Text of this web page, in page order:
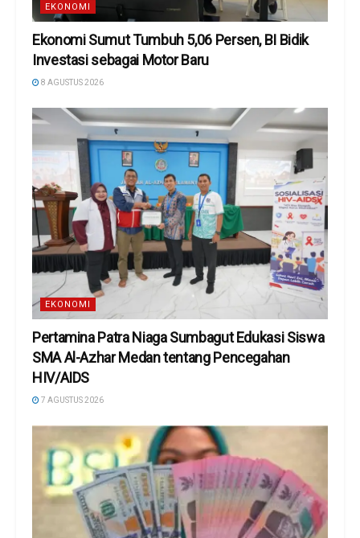
EKONOMI
Ekonomi Sumut Tumbuh 5,06 Persen, BI Bidik
Investasi sebagai Motor Baru
8 AGUSTUS 2026
EKONOMI
Pertamina Patra Niaga Sumbagut Edukasi Siswa
SMA Al-Azhar Medan tentang Pencegahan
HIV/AIDS
7 AGUSTUS 2026